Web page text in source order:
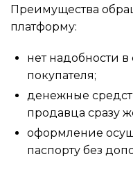
Преимущества
платформу:
нет надобности
покупателя;
денежные
продавца сразу
оформление
паспорту без